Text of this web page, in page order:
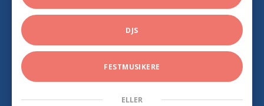
DJS
FESTMUSIKERE
ELLER